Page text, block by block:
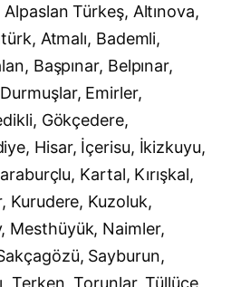
Türkeş, Altınova,
Atmalı, Bademli,
Başpınar, Belpınar,
Emirler,
Gökçedere,
Hisar, İçerisu, İkizkuyu,
Kartal, Kırışkal,
Kurudere, Kuzoluk,
Mesthüyük, Naimler,
Sayburun,
Terken, Torunlar, Tüllüce,